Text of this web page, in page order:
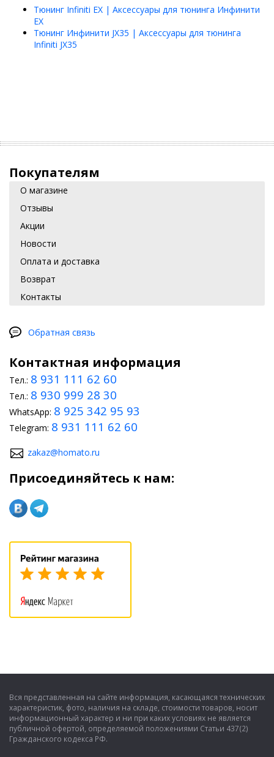
Тюнинг Infiniti EX | Аксессуары для тюнинга Инфинити
EХ
Тюнинг Инфинити JX35 | Аксессуары для тюнинга
Infiniti JX35
Покупателям
О магазине
Отзывы
Акции
Новости
Оплата и доставка
Возврат
Контакты
Обратная связь
Контактная информация
Тел.: 8 931 111 62 60
Тел.: 8 930 999 28 30
WhatsApp: 8 925 342 95 93
Telegram: 8 931 111 62 60
zakaz@homato.ru
Присоединяйтесь к нам:
Вся представленная на сайте информация, касающаяся технических
характеристик, фото, наличия на складе, стоимости товаров, носит
информационный характер и ни при каких условиях не является
публичной офертой, определяемой положениями Статьи 437(2)
Гражданского кодекса РФ.